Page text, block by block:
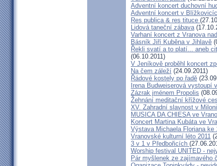
Adventní koncert duchovní
Adventní koncert v
Res publica & res tituce
Lidová taneční zábava
Varhaní koncert z Vranova
Básník Jiří Kuběna v Jihlavě
Řekli svatí a to platí... aneb
(06.10.2011)
V Jeníkově proběhl koncert
Na čem záleží (24.09.2011)
Řádové kostely po řadě
Irena Budweiserová vystoupí
Zázrak jménem Propolis
Žehnání meditační křížové
XV. Zahradní slavnost v
MUSICA DA CHIESA ve
Koncert Martina Kubáta ve
Výstava Michaela Floriana ke
Vranovské kulturní léto 2011
3 v 1 v Předbořicích
Worship festival UNITED -
Pár myšlenek ze zajímavého